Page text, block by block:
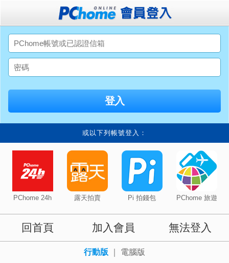
或以下列帳號登入：
PChome 24h 露天拍賣 Pi 拍錢包 PChome 旅遊
回首頁 加入會員 無法登入
行動版 電腦版